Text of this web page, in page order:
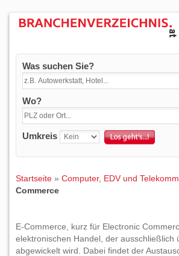
Was suchen Sie?
Wo?
Umkreis
Startseite » Computer, EDV und
Commerce
E-Commerce, kurz für Electronic
elektronischen Handel, der ausschließlich
abgewickelt wird. Dabei findet der